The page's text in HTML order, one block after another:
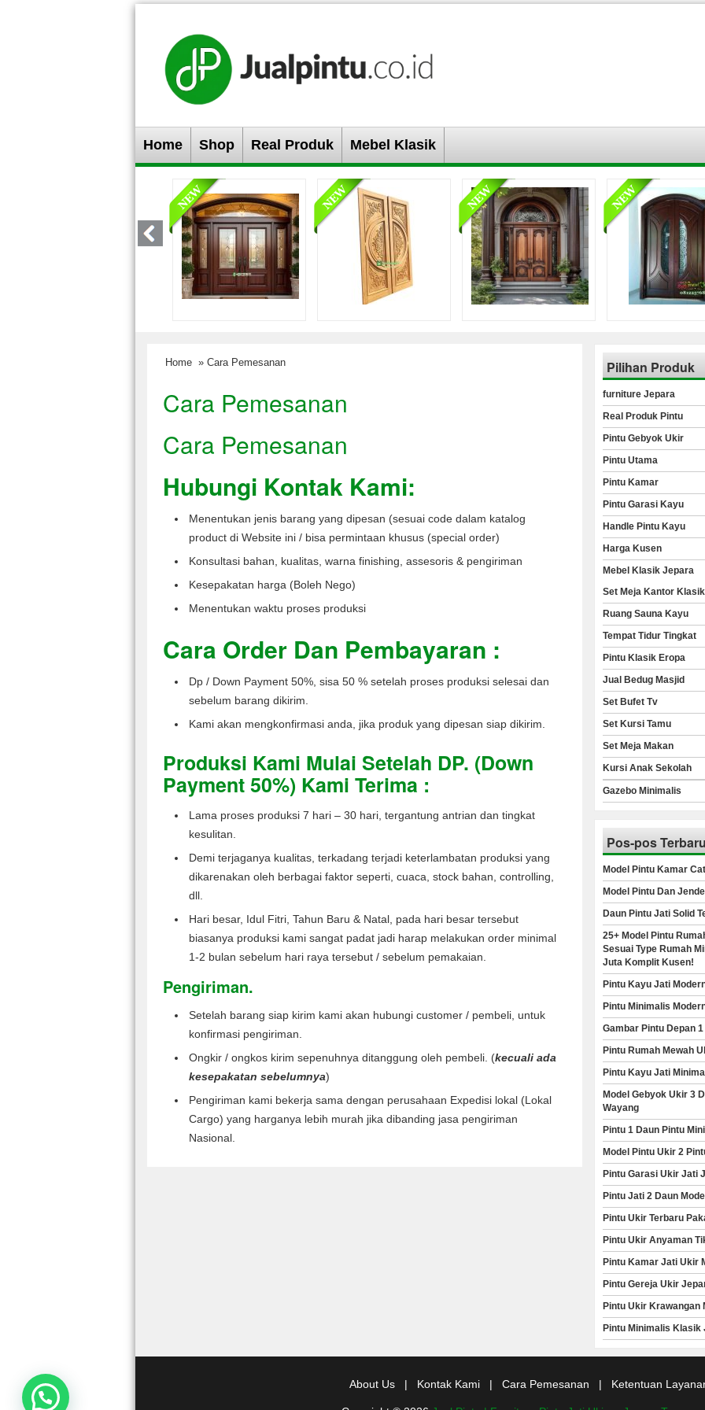
Home Shop Real Produk Mebel Klasik
Home » Cara Pemesanan
Cara Pemesanan
Cara Pemesanan
Hubungi Kontak Kami:
Menentukan jenis barang yang dipesan (sesuai code dalam katalog
product di Website ini / bisa permintaan khusus (special order)
Konsultasi bahan, kualitas, warna finishing, assesoris & pengiriman
Kesepakatan harga (Boleh Nego)
Menentukan waktu proses produksi
Cara Order Dan Pembayaran :
Dp / Down Payment 50%, sisa 50 % setelah proses produksi selesai dan
sebelum barang dikirim.
Kami akan mengkonfirmasi anda, jika produk yang dipesan siap dikirim.
Produksi Kami Mulai Setelah DP. (Down
Payment 50%) Kami Terima :
Lama proses produksi 7 hari – 30 hari, tergantung antrian dan tingkat
kesulitan.
Demi terjaganya kualitas, terkadang terjadi keterlambatan produksi yang
dikarenakan oleh berbagai faktor seperti, cuaca, stock bahan, controlling,
dll.
Hari besar, Idul Fitri, Tahun Baru & Natal, pada hari besar tersebut
biasanya produksi kami sangat padat jadi harap melakukan order minimal
1-2 bulan sebelum hari raya tersebut / sebelum pemakaian.
Pengiriman.
Setelah barang siap kirim kami akan hubungi customer / pembeli, untuk
konfirmasi pengiriman.
Ongkir / ongkos kirim sepenuhnya ditanggung oleh pembeli. (kecuali ada
kesepakatan sebelumnya)
Pengiriman kami bekerja sama dengan perusahaan Expedisi lokal (Lokal
Cargo) yang harganya lebih murah jika dibanding jasa pengiriman
Nasional.
Pilihan Produk
furniture Jepara
Real Produk Pintu
Pintu Gebyok Ukir
Pintu Utama
Pintu Kamar
Pintu Garasi Kayu
Handle Pintu Kayu
Harga Kusen
Mebel Klasik Jepara
Set Meja Kantor Klasik
Ruang Sauna Kayu
Tempat Tidur Tingkat
Pintu Klasik Eropa
Jual Bedug Masjid
Set Bufet Tv
Set Kursi Tamu
Set Meja Makan
Kursi Anak Sekolah
Gazebo Minimalis
Pos-pos
Model Pintu Kamar
Model Pintu Dan
Daun Pintu Jati Solid
25+ Model Pintu
Sesuai Type Rumah
Juta Komplit Kusen!
Pintu Kayu Jati
Pintu Minimalis
Gambar Pintu Depan
Pintu Rumah Mewah
Pintu Kayu Jati
Model Gebyok Ukir 3
Wayang
Pintu 1 Daun Pintu
Model Pintu Ukir 2
Pintu Garasi Ukir Jati
Pintu Jati 2 Daun
Pintu Ukir Terbaru
Pintu Ukir Anyaman
Pintu Kamar Jati Ukir
Pintu Gereja Ukir
Pintu Ukir Krawangan
Pintu Minimalis Klasik
About Us | Kontak Kami | Cara Pemesanan | Ketentuan